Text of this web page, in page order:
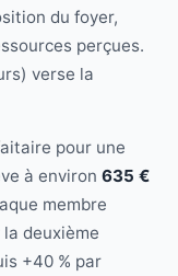
du foyer,
perçues.
verse la
pour une
à environ 635 €
membre
deuxième
+40 % par